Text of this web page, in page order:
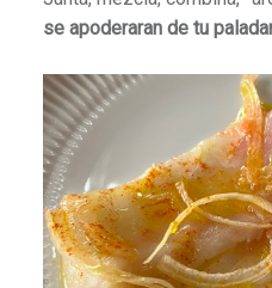
se apoderaran de tu